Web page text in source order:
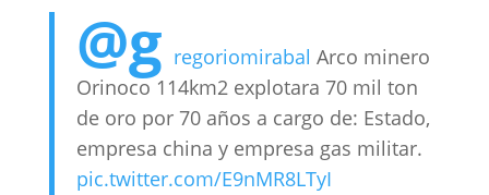
@g regoriomirabal Arco minero
Orinoco 114km2 explotara 70 mil ton
de oro por 70 años a cargo de: Estado,
empresa china y empresa gas militar.
pic.twitter.com/E9nMR8LTyI